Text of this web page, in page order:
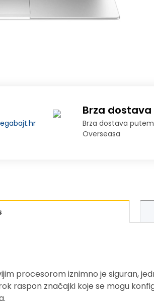
Brza dostava
Brza dostava
Overseasa
procesoromiznimno je siguran,
raspon značajki koje se mogu